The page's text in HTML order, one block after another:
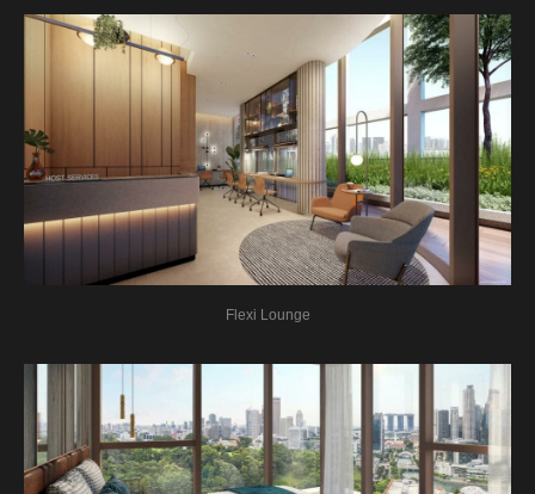
Flexi Lounge